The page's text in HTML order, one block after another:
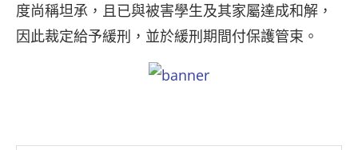
度尚稱坦承，且已與被害學生及其家屬達成和解，
因此裁定給予緩刑，並於緩刑期間付保護管束。